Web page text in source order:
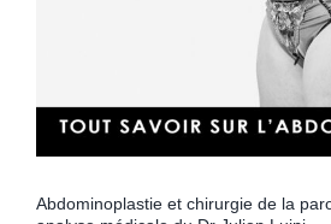
Abdominoplastie et chirurgie de la